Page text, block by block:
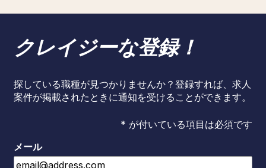
クレイジーな登録！
探している職種が見つかりませんか？登録すれば、求人
案件が掲載されたときに通知を受けることができます。
* が付いている項目は必須です
メール